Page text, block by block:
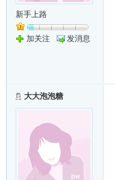
新手上路
加关注 发消息
大大泡泡糖